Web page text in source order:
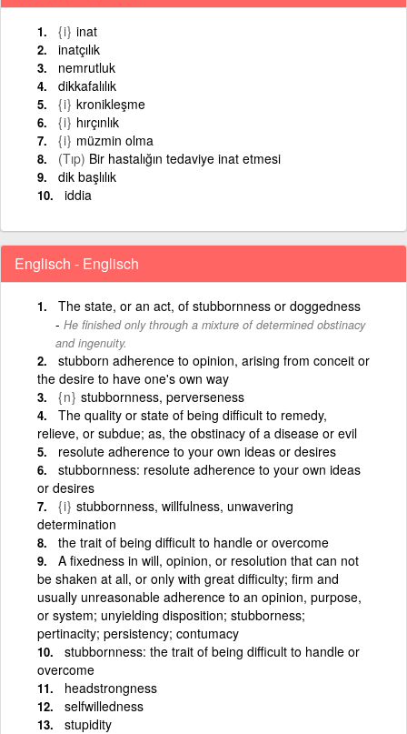
{i} inat
inatçılık
nemrutluk
dikkafalılık
{i} kronikleşme
{i} hırçınlık
{i} müzmin olma
(Tıp) Bir hastalığın tedaviye inat etmesi
dik başlılık
iddia
Englisch - Englisch
The state, or an act, of stubbornness or doggedness
He finished only through a mixture of determined obstinacy
and ingenuity.
stubborn adherence to opinion, arising from conceit or
the desire to have one's own way
{n} stubbornness, perverseness
The quality or state of being difficult to remedy,
relieve, or subdue; as, the obstinacy of a disease or evil
resolute adherence to your own ideas or desires
stubbornness: resolute adherence to your own ideas
or desires
{i} stubbornness, willfulness, unwavering
determination
the trait of being difficult to handle or overcome
A fixedness in will, opinion, or resolution that can not
be shaken at all, or only with great difficulty; firm and
usually unreasonable adherence to an opinion, purpose,
or system; unyielding disposition; stubborness;
pertinacity; persistency; contumacy
stubbornness: the trait of being difficult to handle or
overcome
headstrongness
selfwilledness
stupidity